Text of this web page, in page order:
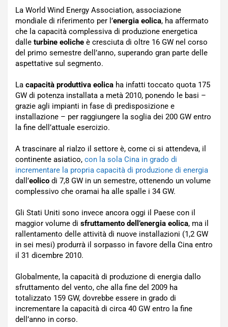
La World Wind Energy Association, associazione
mondiale di riferimento per l’energia eolica, ha affermato
che la capacità complessiva di produzione energetica
dalle turbine eoliche è cresciuta di oltre 16 GW nel corso
del primo semestre dell’anno, superando gran parte delle
aspettative sul segmento.
La capacità produttiva eolica ha infatti toccato quota 175
GW di potenza installata a metà 2010, ponendo le basi –
grazie agli impianti in fase di predisposizione e
installazione – per raggiungere la soglia dei 200 GW entro
la fine dell’attuale esercizio.
A trascinare al rialzo il settore è, come ci si attendeva, il
continente asiatico, con la sola Cina in grado di
incrementare la propria capacità di produzione di energia
dall’eolico di 7,8 GW in un semestre, ottenendo un volume
complessivo che oramai ha alle spalle i 34 GW.
Gli Stati Uniti sono invece ancora oggi il Paese con il
maggior volume di sfruttamento dell’energia eolica, ma il
rallentamento delle attività di nuove installazioni (1,2 GW
in sei mesi) produrrà il sorpasso in favore della Cina entro
il 31 dicembre 2010.
Globalmente, la capacità di produzione di energia dallo
sfruttamento del vento, che alla fine del 2009 ha
totalizzato 159 GW, dovrebbe essere in grado di
incrementare la capacità di circa 40 GW entro la fine
dell’anno in corso.